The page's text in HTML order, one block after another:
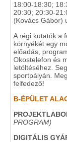
18:00-18:30;
20:30; 20:30-
(Kovács Gábor)
A régi kutatók a
környékét egy
előadás,
Okostelefon és
letöltéséhez.
sportpályán.
felfedező!
B-ÉPÜLET
PROGRAM)
DIGITÁLIS